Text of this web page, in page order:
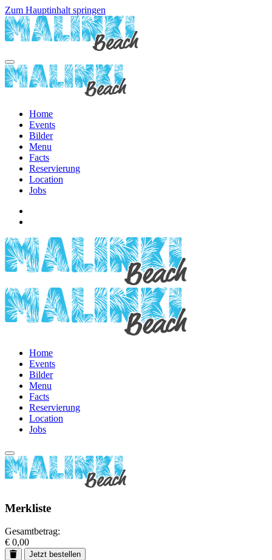
Zum Hauptinhalt springen
Home
Events
Bilder
Menu
Facts
Reservierung
Location
Jobs
Home
Events
Bilder
Menu
Facts
Reservierung
Location
Jobs
Merkliste
Gesamtbetrag:
€ 0,00
Jetzt bestellen